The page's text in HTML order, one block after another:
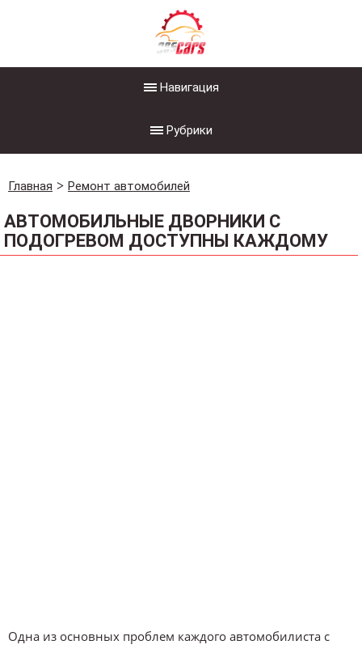
Навигация
Рубрики
Главная Ремонт автомобилей
АВТОМОБИЛЬНЫЕ ДВОРНИКИ С
ПОДОГРЕВОМ ДОСТУПНЫ КАЖДОМУ
Одна из основных проблем каждого автомобилиста с